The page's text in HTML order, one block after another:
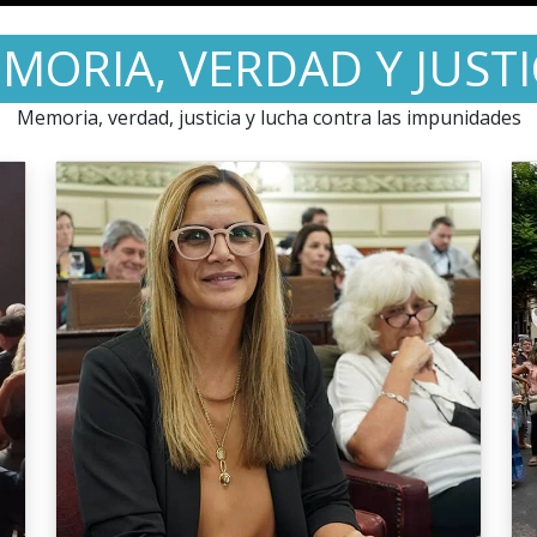
VERDAD Y
Memoria, verdad, justicia y lucha contra las impunidades